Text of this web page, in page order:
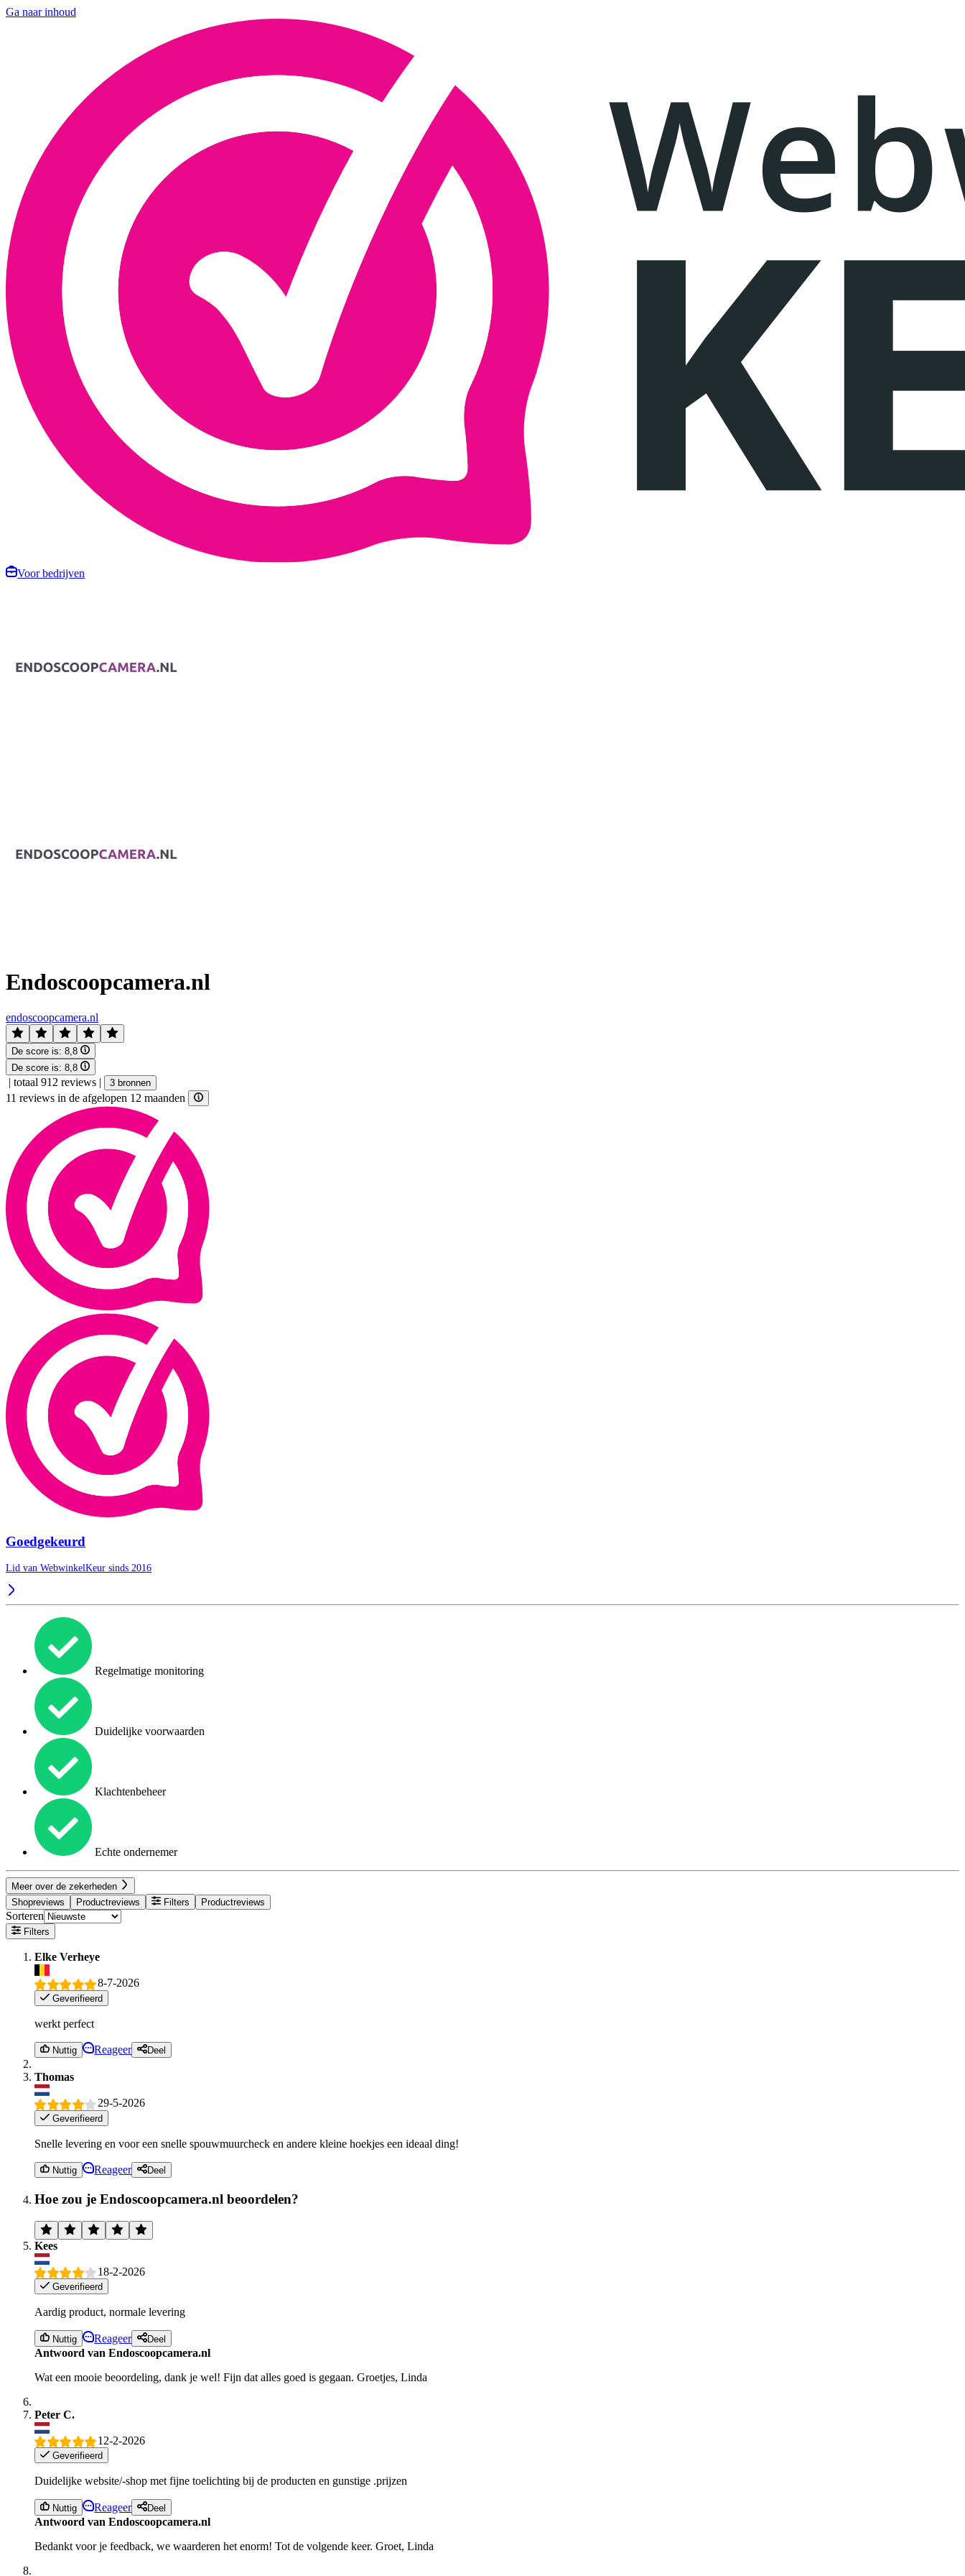
Ga naar inhoud
Voor bedrijven
Endoscoopcamera.nl
endoscoopcamera.nl
De score is: 8,8
De score is: 8,8
| totaal 912 reviews | 3 bronnen
11 reviews in de afgelopen 12 maanden
Goedgekeurd
Lid van WebwinkelKeur sinds 2016
Regelmatige monitoring
Duidelijke voorwaarden
Klachtenbeheer
Echte ondernemer
Meer over de zekerheden
Shopreviews
Productreviews Filters Productreviews
Sorteren
Filters
Elke Verheye
8-7-2026
Geverifieerd
werkt perfect
Nuttig Reageer Deel
Thomas
29-5-2026
Geverifieerd
Snelle levering en voor een snelle spouwmuurcheck en andere kleine hoekjes een ideaal ding!
Nuttig Reageer Deel
Hoe zou je Endoscoopcamera.nl beoordelen?
Kees
18-2-2026
Geverifieerd
Aardig product, normale levering
Nuttig Reageer Deel
Antwoord van Endoscoopcamera.nl
Wat een mooie beoordeling, dank je wel! Fijn dat alles goed is gegaan. Groetjes, Linda
Peter C.
12-2-2026
Geverifieerd
Duidelijke website/-shop met fijne toelichting bij de producten en gunstige .prijzen
Nuttig Reageer Deel
Antwoord van Endoscoopcamera.nl
Bedankt voor je feedback, we waarderen het enorm! Tot de volgende keer. Groet, Linda